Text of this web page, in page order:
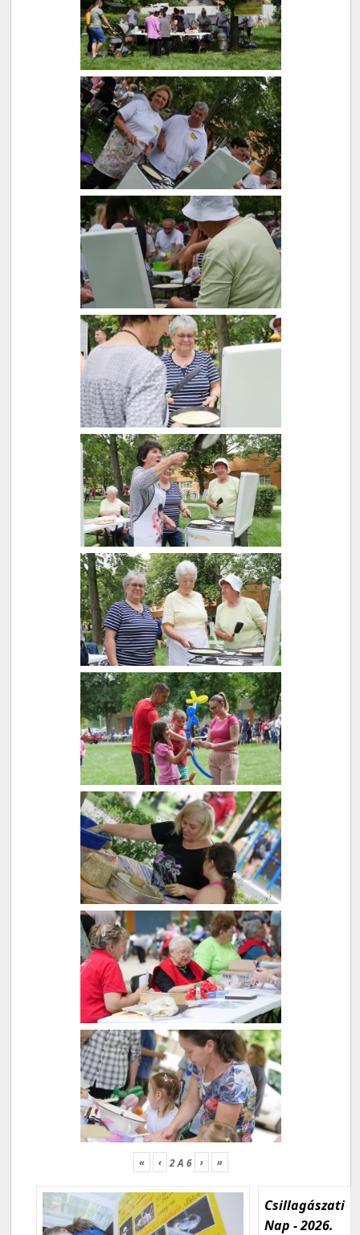
« ‹ 2A 6 › »
Csillagászati
Nap - 2026.